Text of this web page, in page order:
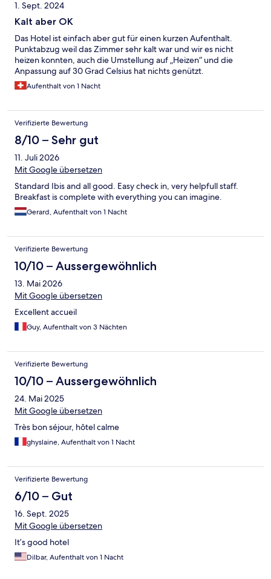
1. Sept. 2024
Kalt aber OK
Das Hotel ist einfach aber gut für einen kurzen Aufenthalt.
Punktabzug weil das Zimmer sehr kalt war und wir es nicht
heizen konnten, auch die Umstellung auf „Heizen“ und die
Anpassung auf 30 Grad Celsius hat nichts genützt.
Aufenthalt von 1 Nacht
Verifizierte Bewertung
8/10 – Sehr gut
11. Juli 2026
Mit Google übersetzen
Standard Ibis and all good. Easy check in, very helpfull staff.
Breakfast is complete with everything you can imagine.
Gerard, Aufenthalt von 1 Nacht
Verifizierte Bewertung
10/10 – Aussergewöhnlich
13. Mai 2026
Mit Google übersetzen
Excellent accueil
Guy, Aufenthalt von 3 Nächten
Verifizierte Bewertung
10/10 – Aussergewöhnlich
24. Mai 2025
Mit Google übersetzen
Très bon séjour, hôtel calme
ghyslaine, Aufenthalt von 1 Nacht
Verifizierte Bewertung
6/10 – Gut
16. Sept. 2025
Mit Google übersetzen
It’s good hotel
Dilbar, Aufenthalt von 1 Nacht